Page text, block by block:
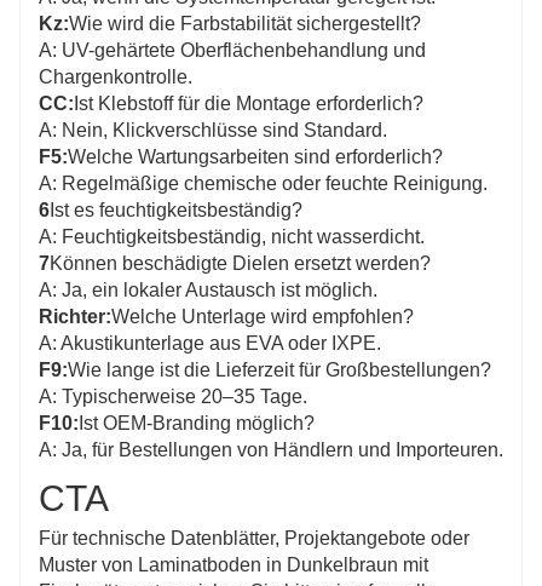
Kz:Wie wird die Farbstabilität sichergestellt?
A: UV-gehärtete Oberflächenbehandlung und
Chargenkontrolle.
CC: Ist Klebstoff für die Montage erforderlich?
A: Nein, Klickverschlüsse sind Standard.
F5:Welche Wartungsarbeiten sind erforderlich?
A: Regelmäßige chemische oder feuchte Reinigung.
6 Ist es feuchtigkeitsbeständig?
A: Feuchtigkeitsbeständig, nicht wasserdicht.
7Können beschädigte Dielen ersetzt werden?
A: Ja, ein lokaler Austausch ist möglich.
Richter:Welche Unterlage wird empfohlen?
A: Akustikunterlage aus EVA oder IXPE.
F9:Wie lange ist die Lieferzeit für Großbestellungen?
A: Typischerweise 20–35 Tage.
F10: Ist OEM-Branding möglich?
A: Ja, für Bestellungen von Händlern und Importeuren.
CTA
Für technische Datenblätter, Projektangebote oder
Muster von Laminatboden in Dunkelbraun mit